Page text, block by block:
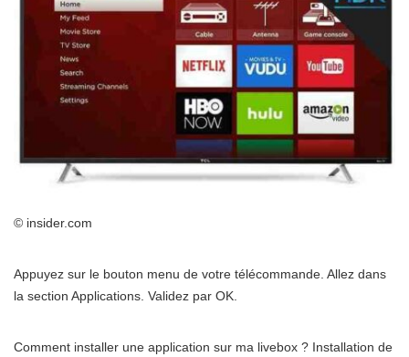
© insider.com
Appuyez sur le bouton menu de votre télécommande. Allez dans
la section Applications. Validez par OK.
Comment installer une application sur ma livebox ? Installation de